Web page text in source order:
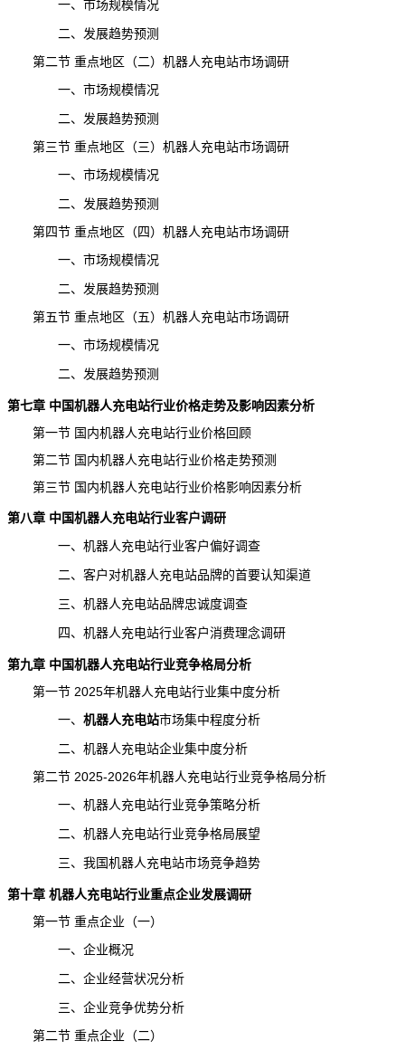
一、市场规模情况
二、发展趋势预测
第二节 重点地区（二）机器人充电站市场调研
一、市场规模情况
二、发展趋势预测
第三节 重点地区（三）机器人充电站市场调研
一、市场规模情况
二、发展趋势预测
第四节 重点地区（四）机器人充电站市场调研
一、市场规模情况
二、发展趋势预测
第五节 重点地区（五）机器人充电站市场调研
一、市场规模情况
二、发展趋势预测
第七章 中国机器人充电站行业价格走势及影响因素分析
第一节 国内机器人充电站行业价格回顾
第二节 国内机器人充电站行业价格走势预测
第三节 国内机器人充电站行业价格影响因素分析
第八章 中国机器人充电站行业客户调研
一、机器人充电站行业客户偏好调查
二、客户对机器人充电站品牌的首要认知渠道
三、机器人充电站品牌忠诚度调查
四、机器人充电站行业客户消费理念调研
第九章 中国机器人充电站行业竞争格局分析
第一节 2025年机器人充电站行业集中度分析
一、 机器人充电站市场集中程度分析
二、机器人充电站企业集中度分析
第二节 2025-2026年机器人充电站行业竞争格局分析
一、机器人充电站行业竞争策略分析
二、机器人充电站行业竞争格局展望
三、我国机器人充电站市场竞争趋势
第十章 机器人充电站行业重点企业发展调研
第一节 重点企业（一）
一、企业概况
二、企业经营状况分析
三、企业竞争优势分析
第二节 重点企业（二）